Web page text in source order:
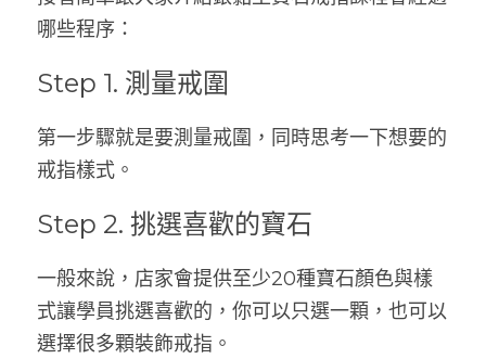
哪些程序：
Step 1. 測量戒圍
第一步驟就是要測量戒圍，同時思考一下想要的
戒指樣式。
Step 2. 挑選喜歡的寶石
一般來說，店家會提供至少20種寶石顏色與樣
式讓學員挑選喜歡的，你可以只選一顆，也可以
選擇很多顆裝飾戒指。